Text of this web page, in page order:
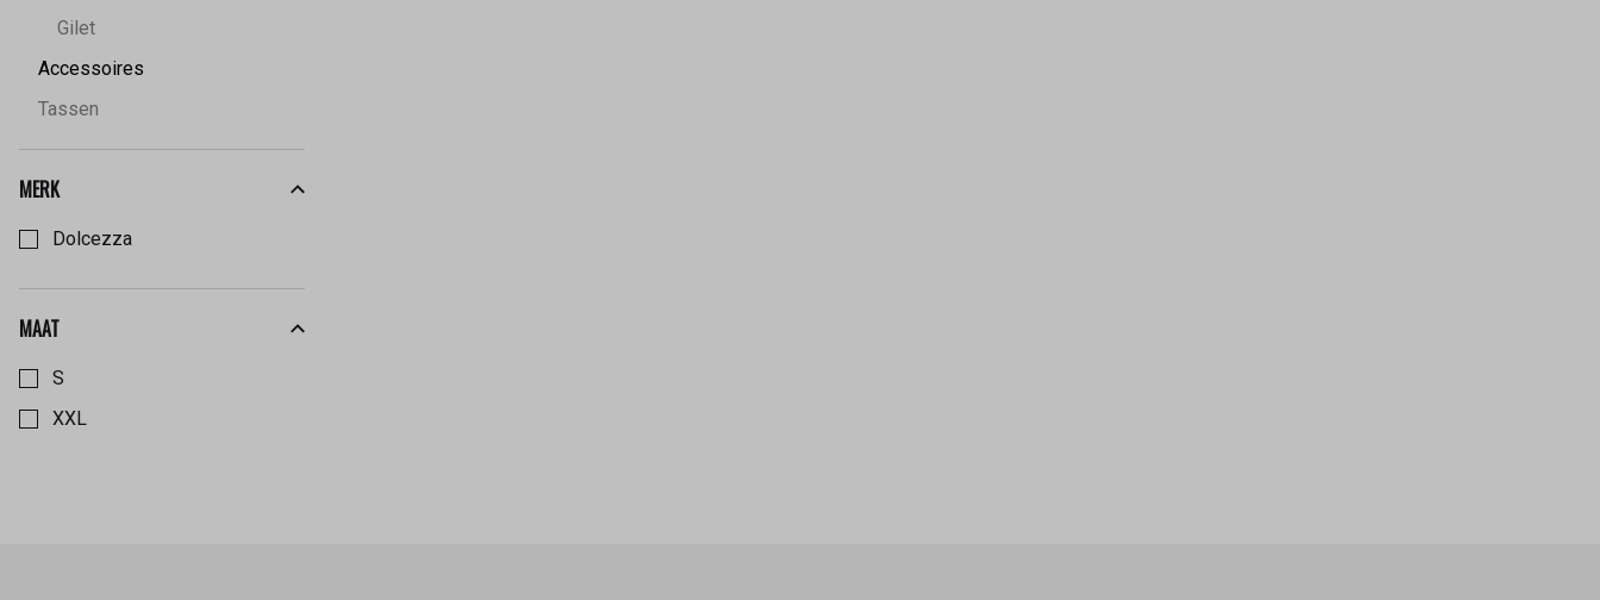
Gilet
Accessoires
Tassen
MERK
Dolcezza
MAAT
S
XXL